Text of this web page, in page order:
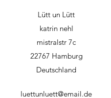
Lütt un Lütt
katrin nehl
mistralstr 7c
22767 Hamburg
Deutschland
luettunluett@email.de